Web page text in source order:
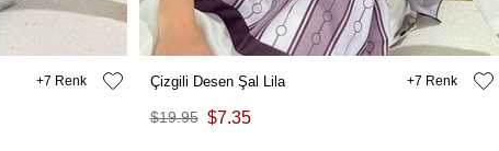
7 Çizgili Desen Şal Lila
$7.35
$19.95
7